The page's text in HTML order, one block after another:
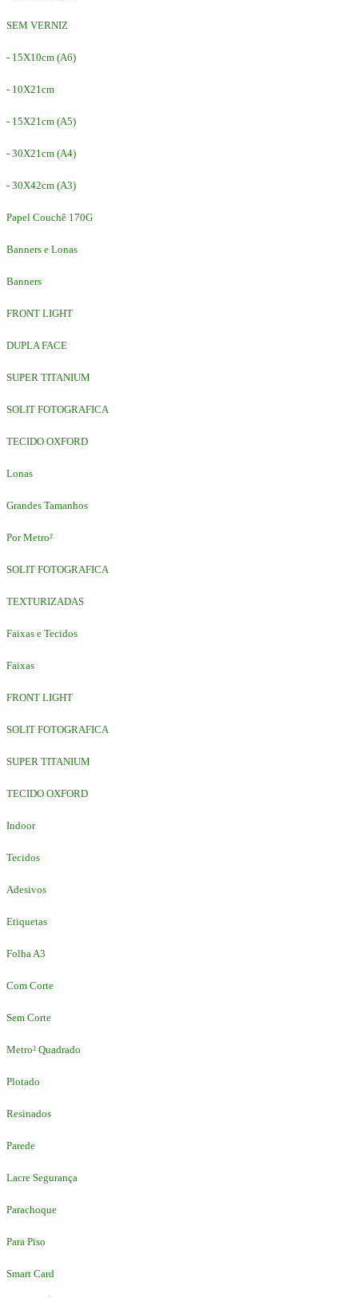
SEM VERNIZ
- 15X10cm (A6)
- 10X21cm
- 15X21cm (A5)
- 30X21cm (A4)
- 30X42cm (A3)
Papel Couchê 170G
Banners e Lonas
Banners
FRONT LIGHT
DUPLA FACE
SUPER TITANIUM
SOLIT FOTOGRAFICA
TECIDO OXFORD
Lonas
Grandes Tamanhos
Por Metro²
SOLIT FOTOGRAFICA
TEXTURIZADAS
Faixas e Tecidos
Faixas
FRONT LIGHT
SOLIT FOTOGRAFICA
SUPER TITANIUM
TECIDO OXFORD
Indoor
Tecidos
Adesivos
Etiquetas
Folha A3
Com Corte
Sem Corte
Metro² Quadrado
Plotado
Resinados
Parede
Lacre Segurança
Parachoque
Para Piso
Smart Card